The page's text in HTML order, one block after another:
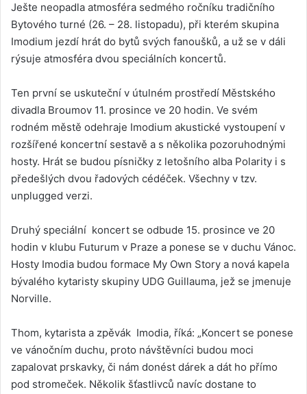
Ješte neopadla atmosféra sedmého ročníku tradičního
Bytového turné (26. – 28. listopadu), při kterém skupina
Imodium jezdí hrát do bytů svých fanoušků, a už se v dáli
rýsuje atmosféra dvou speciálních koncertů.
Ten první se uskuteční v útulném prostředí Městského
divadla Broumov 11. prosince ve 20 hodin. Ve svém
rodném městě odehraje Imodium akustické vystoupení v
rozšířené koncertní sestavě a s několika pozoruhodnými
hosty. Hrát se budou písničky z letošního alba Polarity i s
předešlých dvou řadových cédéček. Všechny v tzv.
unplugged verzi.
Druhý speciální koncert se odbude 15. prosince ve 20
hodin v klubu Futurum v Praze a ponese se v duchu Vánoc.
Hosty Imodia budou formace My Own Story a nová kapela
bývalého kytaristy skupiny UDG Guillauma, jež se jmenuje
Norville.
Thom, kytarista a zpěvák Imodia, říká: „Koncert se ponese
ve vánočním duchu, proto návštěvníci budou moci
zapalovat prskavky, či nám donést dárek a dát ho přímo
pod stromeček. Několik šťastlivců navíc dostane to